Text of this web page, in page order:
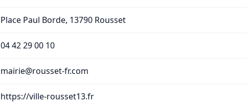
Place Paul Borde, 13790 Rousset
04 42 29 00 10
mairie@rousset-fr.com
https://ville-rousset13.fr